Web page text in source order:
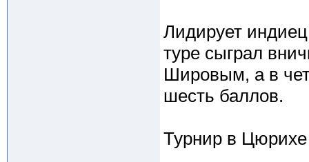
Лидирует
туре сыграл
Шировым, а в
шесть баллов.
Турнир в